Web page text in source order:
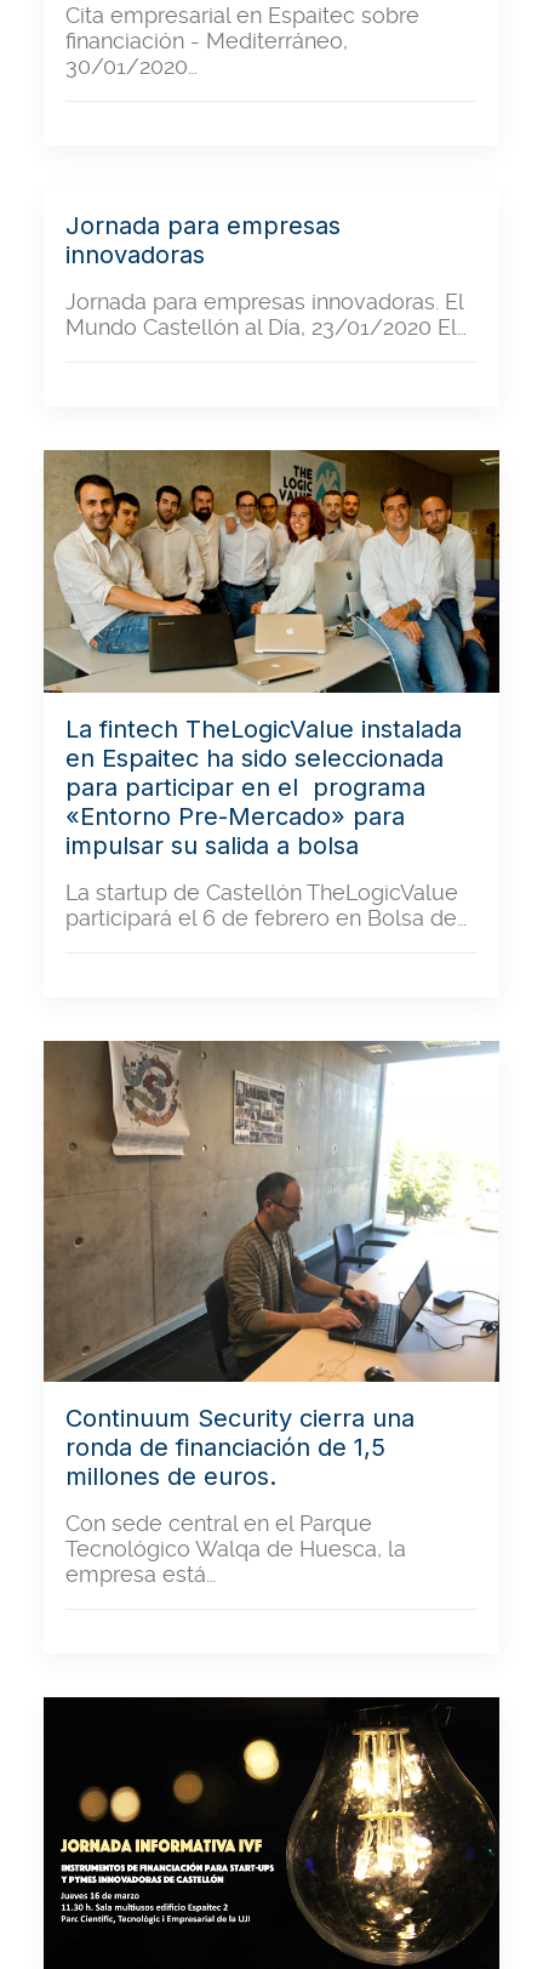
Cita empresarial en Espaitec sobre
financiación - Mediterráneo,
30/01/2020…
Jornada para empresas
innovadoras
Jornada para empresas innovadoras. El
Mundo Castellón al Día, 23/01/2020 El…
La fintech TheLogicValue instalada
en Espaitec ha sido seleccionada
para participar en el programa
«Entorno Pre-Mercado» para
impulsar su salida a bolsa
La startup de Castellón TheLogicValue
participará el 6 de febrero en Bolsa de…
Continuum Security cierra una
ronda de financiación de 1,5
millones de euros.
Con sede central en el Parque
Tecnológico Walqa de Huesca, la
empresa está…